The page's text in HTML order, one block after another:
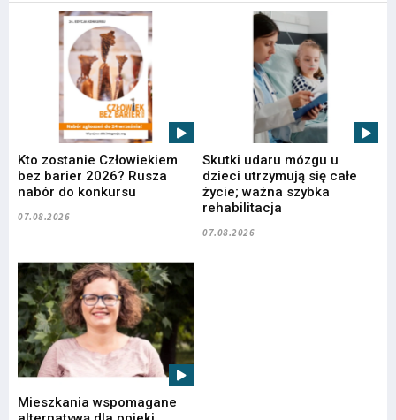
Kto zostanie Człowiekiem
bez barier 2026? Rusza
nabór do konkursu
07.08.2026
Skutki udaru mózgu u
dzieci utrzymują się całe
życie; ważna szybka
rehabilitacja
07.08.2026
Mieszkania wspomagane